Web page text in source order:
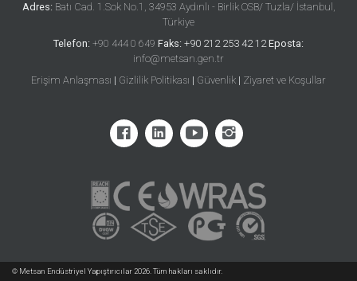
Adres: Batı Cad. 1.Sok No.1, 34953 Aydınlı - Birlik OSB/ Tuzla/ İstanbul,
Türkiye
Telefon: +90 444 0 649 Faks: +90 212 253 42 12 Eposta:
info@metsan.gen.tr
Erişim Anlaşması | Gizlilik Politikası | Güvenlik | Ziyaret ve Koşullar
© Metsan Endüstriyel Yapıştırıcılar 2026. Tüm hakları saklıdır.